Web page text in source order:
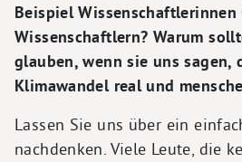
Beispiel Wissenschaftlerinnen
Wissenschaftlern? Warum
glauben, wenn sie uns sagen,
Klimawandel real und
Lassen Sie uns über ein
nachdenken. Viele Leute, die